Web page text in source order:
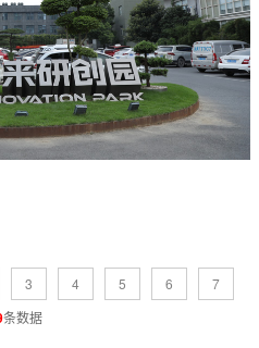
3 4 5 6
7
条数据